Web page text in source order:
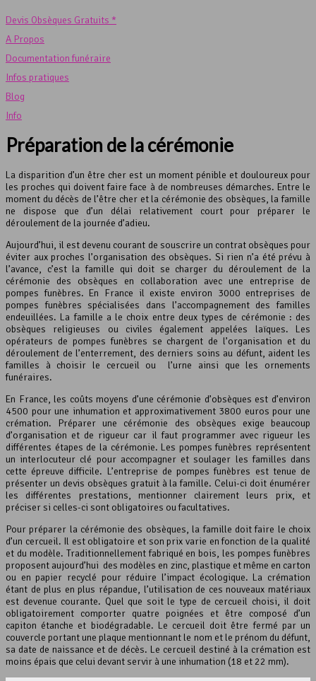
Devis Obsèques Gratuits *
A Propos
Documentation funéraire
Infos pratiques
Blog
Info
Préparation de la cérémonie
La disparition d’un être cher est un moment pénible et douloureux pour
les proches qui doivent faire face à de nombreuses démarches. Entre le
moment du décès de l’être cher et la cérémonie des obsèques, la famille
ne dispose que d’un délai relativement court pour préparer le
déroulement de la journée d’adieu.
Aujourd’hui, il est devenu courant de souscrire un contrat obsèques pour
éviter aux proches l’organisation des obsèques. Si rien n’a été prévu à
l’avance, c’est la famille qui doit se charger du déroulement de la
cérémonie des obsèques en collaboration avec une entreprise de
pompes funèbres. En France il existe environ 3000 entreprises de
pompes funèbres spécialisées dans l’accompagnement des familles
endeuillées. La famille a le choix entre deux types de cérémonie : des
obsèques religieuses ou civiles également appelées laïques. Les
opérateurs de pompes funèbres se chargent de l’organisation et du
déroulement de l’enterrement, des derniers soins au défunt, aident les
familles à choisir le cercueil ou l’urne ainsi que les ornements
funéraires.
En France, les coûts moyens d’une cérémonie d’obsèques est d’environ
4500 pour une inhumation et approximativement 3800 euros pour une
crémation. Préparer une cérémonie des obsèques exige beaucoup
d’organisation et de rigueur car il faut programmer avec rigueur les
différentes étapes de la cérémonie. Les pompes funèbres représentent
un interlocuteur clé pour accompagner et soulager les familles dans
cette épreuve difficile. L’entreprise de pompes funèbres est tenue de
présenter un devis obsèques gratuit à la famille. Celui-ci doit énumérer
les différentes prestations, mentionner clairement leurs prix, et
préciser si celles-ci sont obligatoires ou facultatives.
Pour préparer la cérémonie des obsèques, la famille doit faire le choix
d’un cercueil. Il est obligatoire et son prix varie en fonction de la qualité
et du modèle. Traditionnellement fabriqué en bois, les pompes funèbres
proposent aujourd’hui des modèles en zinc, plastique et même en carton
ou en papier recyclé pour réduire l’impact écologique. La crémation
étant de plus en plus répandue, l’utilisation de ces nouveaux matériaux
est devenue courante. Quel que soit le type de cercueil choisi, il doit
obligatoirement comporter quatre poignées et être composé d’un
capiton étanche et biodégradable. Le cercueil doit être fermé par un
couvercle portant une plaque mentionnant le nom et le prénom du défunt,
sa date de naissance et de décès. Le cercueil destiné à la crémation est
moins épais que celui devant servir à une inhumation (18 et 22 mm).